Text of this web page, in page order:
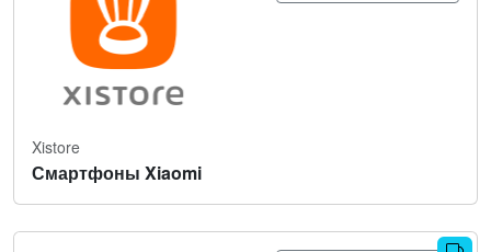
Xistore
Смартфоны Xiaomi